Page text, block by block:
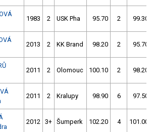
1983 2 USK Pha 95.70 2 99.30
2013 2 KK Brand 98.20 2 95.70
2011 2 Olomouc 100.10 2 98.20
2011 2 Kralupy 98.90 6 97.50
2012 3+ Šumperk 102.20 4 101.00